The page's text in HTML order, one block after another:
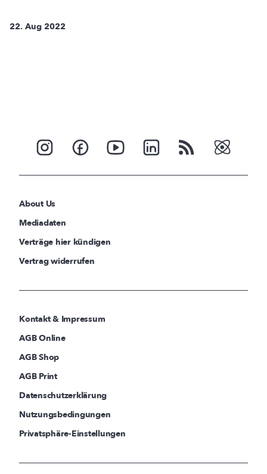
22. Aug 2022
About Us
Mediadaten
Verträge hier kündigen
Vertrag widerrufen
Kontakt & Impressum
AGB Online
AGB Shop
AGB Print
Datenschutzerklärung
Nutzungsbedingungen
Privatsphäre-Einstellungen